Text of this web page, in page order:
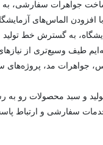
۲۰۱۸، ما با افزودن الماس‌های
به گسترش خط تولید
طیف وسیع‌تری از
جواهرات مد، پروژه‌های
و سبد محصولات رو به
سفارشی و ارتباط